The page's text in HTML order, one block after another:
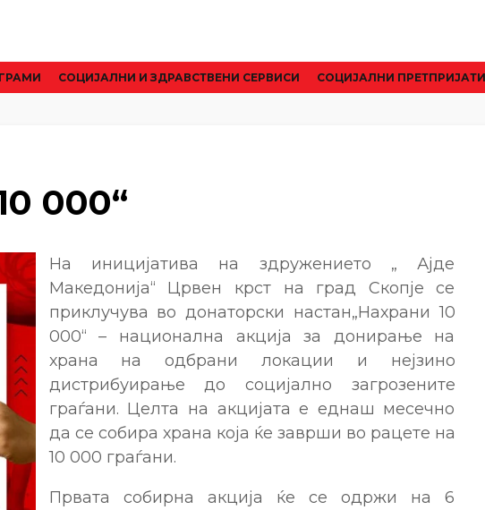
CОЦИЈАЛНИ И ЗДРАВСТВЕНИ СЕРВИСИ СОЦИЈАЛНИ
000“
На иницијатива на здружението „ Ајде
Македонија“ Црвен крст на град Скопје се
приклучува во донаторски настан„Нахрани 10
000“ – национална акција за донирање на
храна на одбрани локации и нејзино
дистрибуирање до социјално загрозените
граѓани. Целта на акцијата е еднаш месечно
да се собира храна која ќе заврши во рацете на
10 000 граѓани.
Првата собирна акција ќе се одржи на 6